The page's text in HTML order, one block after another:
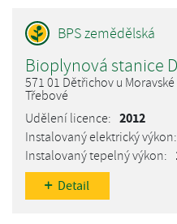
Bioplynová stanice
571 01 Dětřichov u
Třebové
2012
Detail